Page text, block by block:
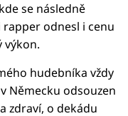
se následně
rapper odnesl i cenu
výkon.
hudebníka vždy
Německu odsouzen
zdraví, o dekádu